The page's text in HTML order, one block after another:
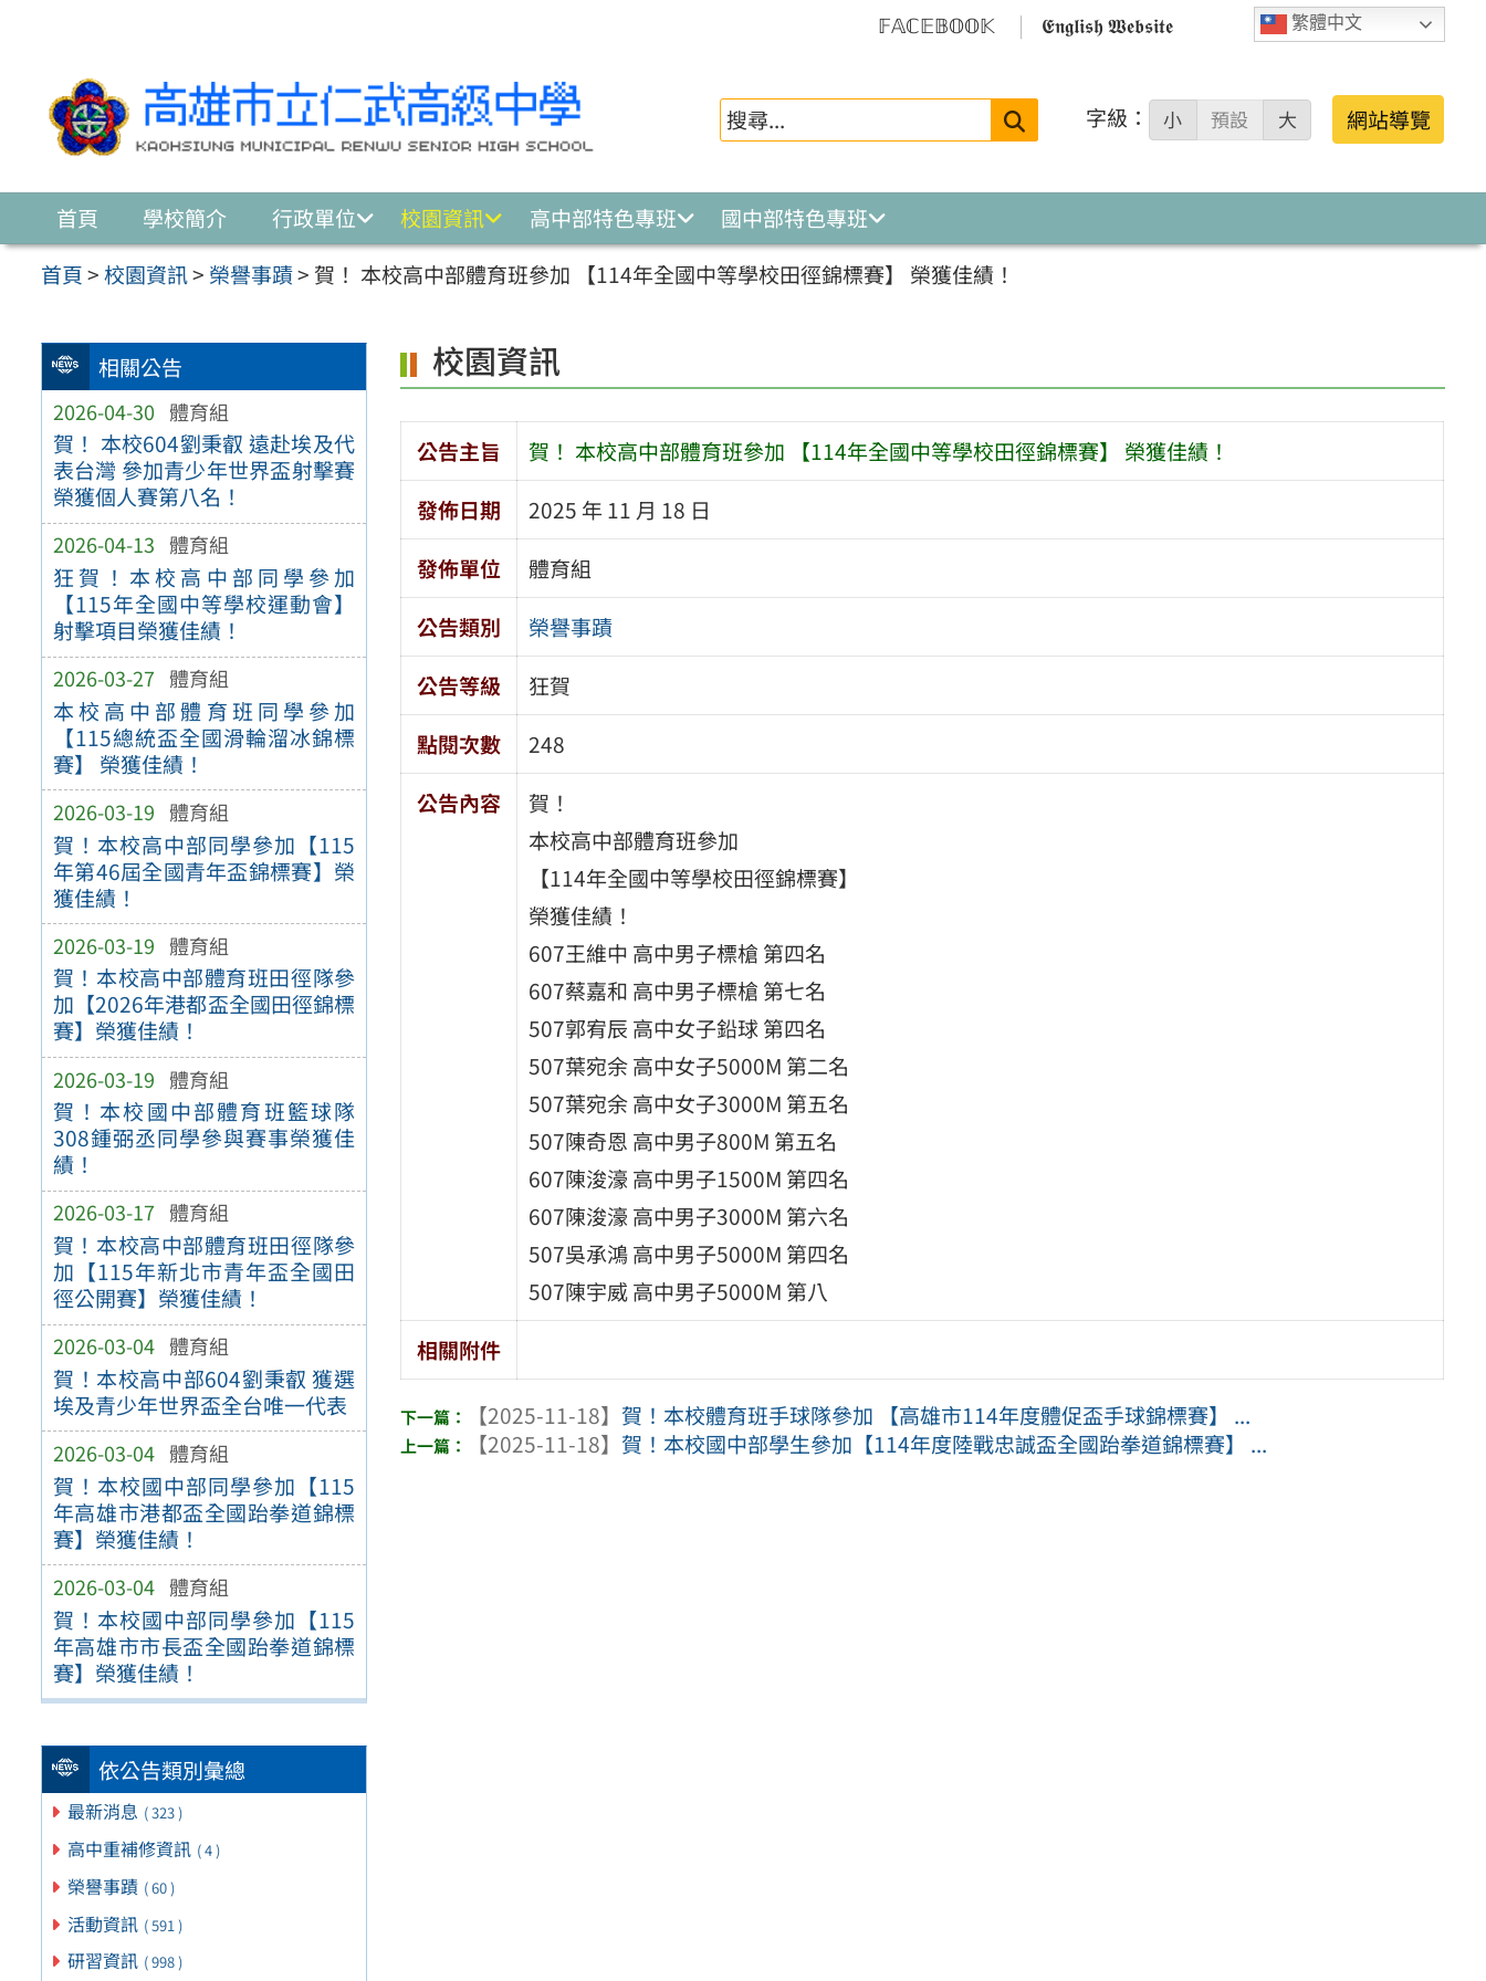
繁體中文
𝔽𝔸ℂ𝔼𝔹𝕆𝕆𝕂 𝕰𝖓𝖌𝖑𝖎𝖘𝖍 𝖂𝖊𝖇𝖘𝖎𝖙𝖊
搜
字級： 小 預設 大 網站導覽
首頁 學校簡介 行政單位 校園資訊 高中部特色專班
國中部特色專班
首頁>校園資訊> 榮譽事蹟> 賀！ 本校高中部體育班參加 【114年全國中等學校田徑錦標賽】 榮獲佳績！
相關公告
2026-04-30 體育組
賀！ 本校604劉秉叡 遠赴埃及代
表台灣 參加青少年世界盃射擊賽
榮獲個人賽第八名！
2026-04-13 體育組
狂賀！本校高中部同學參加
【115年全國中等學校運動會】
射擊項目榮獲佳績！
2026-03-27 體育組
本校高中部體育班同學參加
【115總統盃全國滑輪溜冰錦標
賽】 榮獲佳績！
2026-03-19 體育組
賀！本校高中部同學參加【115
年第46屆全國青年盃錦標賽】榮
獲佳績！
2026-03-19 體育組
賀！本校高中部體育班田徑隊參
加【2026年港都盃全國田徑錦標
賽】榮獲佳績！
2026-03-19 體育組
賀！本校國中部體育班籃球隊
308鍾弼丞同學參與賽事榮獲佳
績！
2026-03-17 體育組
賀！本校高中部體育班田徑隊參
加【115年新北市青年盃全國田
徑公開賽】榮獲佳績！
2026-03-04 體育組
賀！本校高中部604劉秉叡 獲選
埃及青少年世界盃全台唯一代表
2026-03-04 體育組
賀！本校國中部同學參加【115
年高雄市港都盃全國跆拳道錦標
賽】榮獲佳績！
2026-03-04 體育組
賀！本校國中部同學參加【115
年高雄市市長盃全國跆拳道錦標
賽】榮獲佳績！
依公告類別彙總
最新消息 ( 323 )
高中重補修資訊 ( 4 )
榮譽事蹟 ( 60 )
活動資訊 ( 591 )
研習資訊 ( 998 )
校園資訊
公告主旨
賀！ 本校高中部體育班參加 【114年全國中等學校田徑錦標賽】 榮獲佳績！
發佈日期
2025 年 11 月 18 日
發佈單位
體育組
公告類別
榮譽事蹟
公告等級
狂賀
點閱次數
248
公告內容
賀！
本校高中部體育班參加
【114年全國中等學校田徑錦標賽】
榮獲佳績！
607王維中 高中男子標槍 第四名
607蔡嘉和 高中男子標槍 第七名
507郭宥辰 高中女子鉛球 第四名
507葉宛余 高中女子5000M 第二名
507葉宛余 高中女子3000M 第五名
507陳奇恩 高中男子800M 第五名
607陳浚濠 高中男子1500M 第四名
607陳浚濠 高中男子3000M 第六名
507吳承鴻 高中男子5000M 第四名
507陳宇威 高中男子5000M 第八
相關附件
【2025-11-18】 賀！本校體育班手球隊參加 【高雄市114年度體促盃手球錦標賽】 ...
【2025-11-18】 賀！本校國中部學生參加【114年度陸戰忠誠盃全國跆拳道錦標賽】 ...